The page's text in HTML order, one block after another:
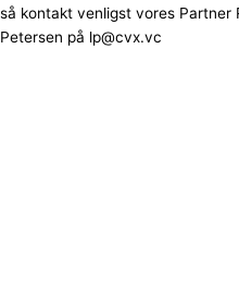
så kontakt venligst vores Partner
Petersen på lp@cvx.vc